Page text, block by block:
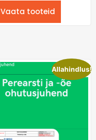
Vaata tooteid
Allahindlus!